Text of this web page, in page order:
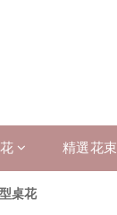
精選花束
桌花